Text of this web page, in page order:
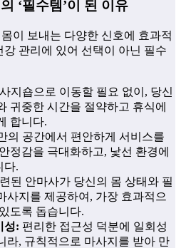
‘필수템’이 된 이유
이 보내는 다양한 신호에 효과적
관리에 있어 선택이 아닌 필수
지숍으로 이동할 필요 없이, 당신
귀중한 시간을 절약하고 휴식에
합니다.
의 공간에서 편안하게 서비스를
정감을 극대화하고, 낯선 환경에
다.
된 안마사가 당신의 몸 상태와 필
사지를 제공하여, 가장 효과적으
도록 돕습니다.
성: 편리한 접근성 덕분에 일회성
라, 규칙적으로 마사지를 받아 만